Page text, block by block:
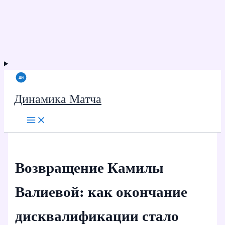
Динамика Матча
Возвращение Камилы
Валиевой: как окончание
дисквалификации стало